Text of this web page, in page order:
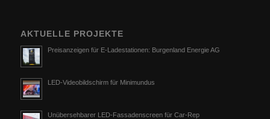
AKTUELLE PROJEKTE
Preisanzeigen für E-Ladestationen: Burgenland Energie AG
LED-Videobildschirm für Minimundus
Unübersehbarer LED-Fassadenscreen für Car-Rep